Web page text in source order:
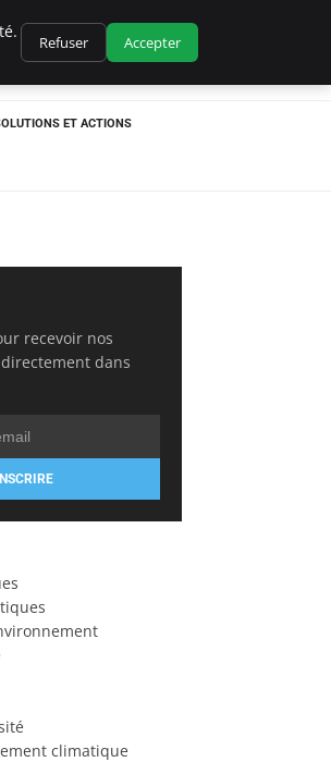
ET ACTIONS
recevoir nos
dans
climatique
Refuser Accepter